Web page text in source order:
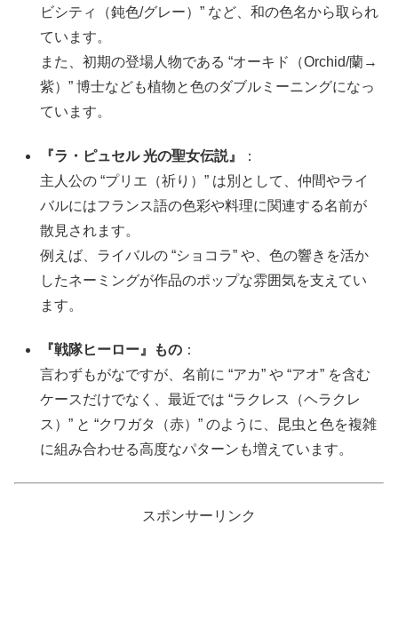
ビシティ（鈍色/グレー）” など、和の色名から取られ
ています。
また、初期の登場人物である “オーキド（Orchid/蘭→
紫）” 博士なども植物と色のダブルミーニングになっ
ています。
『ラ・ピュセル 光の聖女伝説』
：
主人公の “プリエ（祈り）” は別として、仲間やライ
バルにはフランス語の色彩や料理に関連する名前が
散見されます。
例えば、ライバルの “ショコラ” や、色の響きを活か
したネーミングが作品のポップな雰囲気を支えてい
ます。
『戦隊ヒーロー』もの ：
言わずもがなですが、名前に “アカ” や “アオ” を含む
ケースだけでなく、最近では “ラクレス（ヘラクレ
ス）” と “クワガタ（赤）” のように、昆虫と色を複雑
に組み合わせる高度なパターンも増えています。
スポンサーリンク